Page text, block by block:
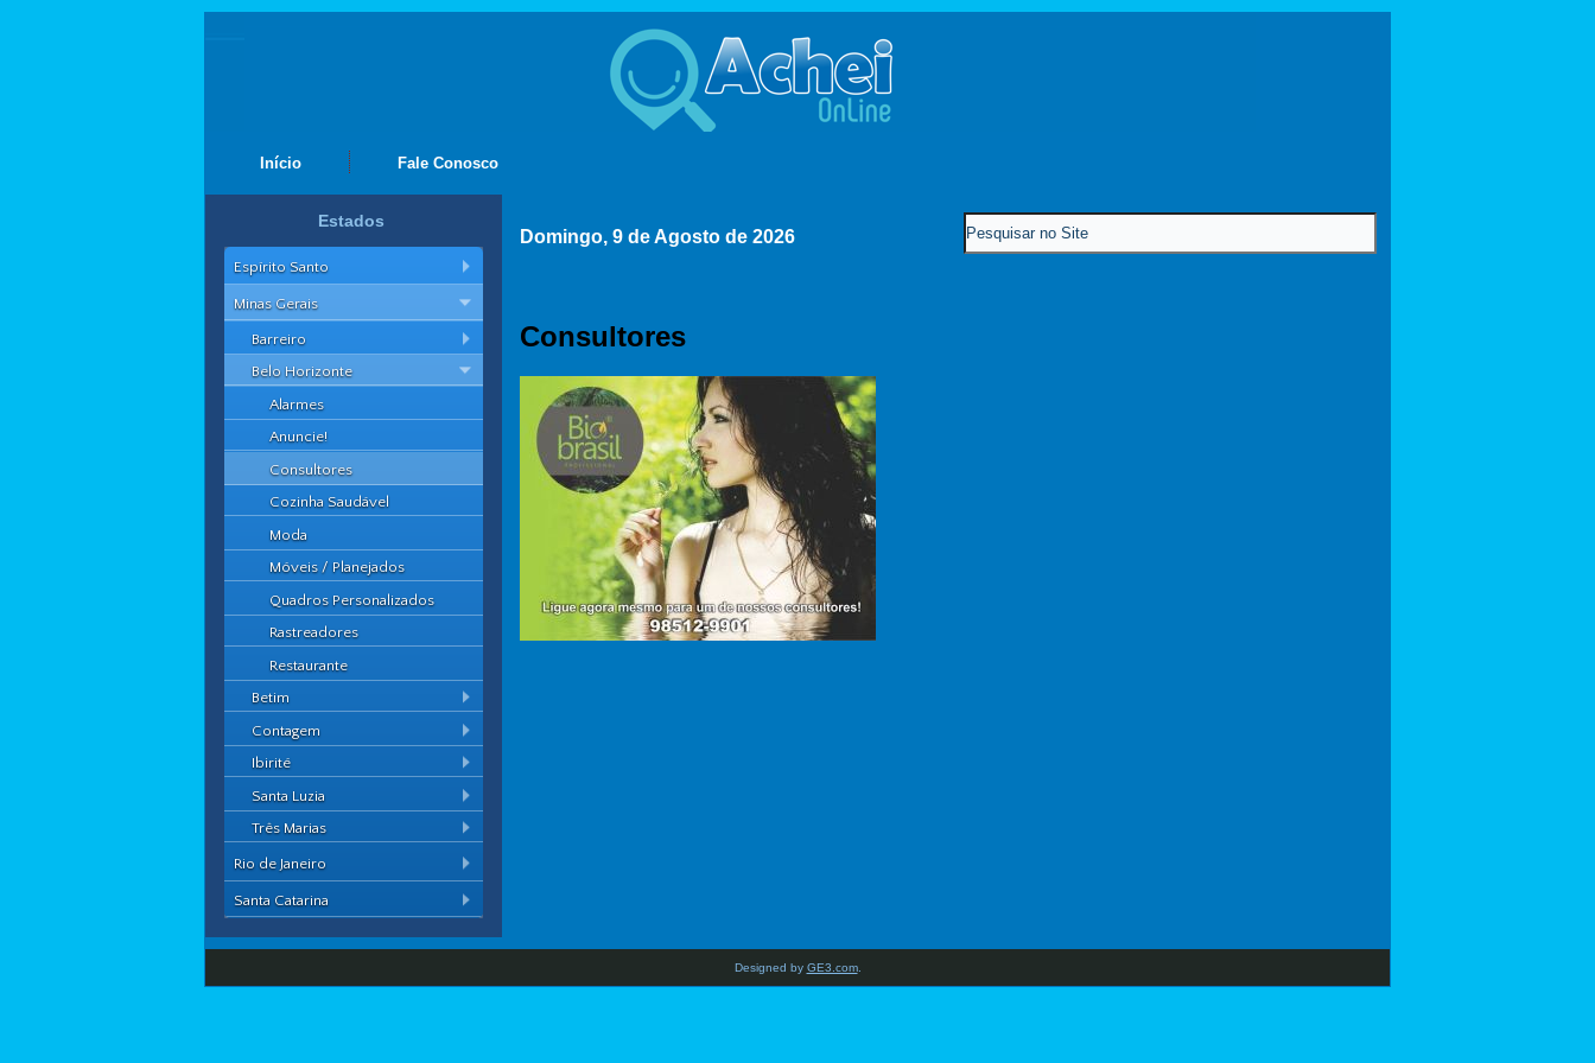
Início Fale Conosco
Estados
Espírito Santo
Minas Gerais
Barreiro
Belo Horizonte
Alarmes
Anuncie!
Consultores
Cozinha Saudável
Moda
Móveis / Planejados
Quadros Personalizados
Rastreadores
Restaurante
Betim
Contagem
Ibirité
Santa Luzia
Três Marias
Rio de Janeiro
Santa Catarina
Domingo, 9 de Agosto de 2026
Consultores
Designed by GE3.com.